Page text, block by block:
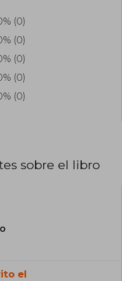
(0)
(0)
(0)
(0)
(0)
sobre el libro
el